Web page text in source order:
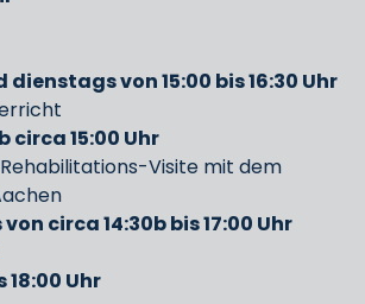
von 15:00 bis 16:30 Uhr
15:00 Uhr
Visite mit dem
circa 14:30b bis 17:00 Uhr
18:00 Uhr